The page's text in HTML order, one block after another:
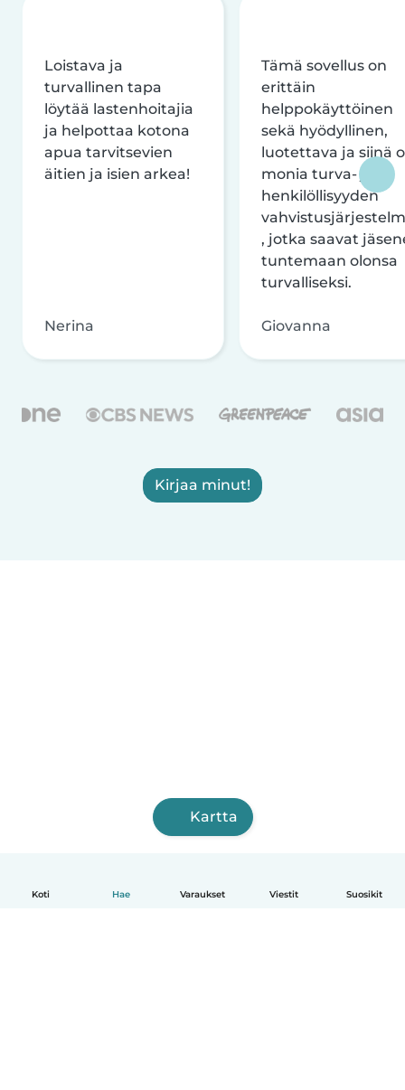
Koti Hae Varaukset Viestit Suosikit
Loistava ja
turvallinen tapa
löytää lastenhoitajia
ja helpottaa kotona
apua tarvitsevien
äitien ja isien arkea!
Nerina
Tämä sovellus on
erittäin
helppokäyttöinen
sekä hyödyllinen,
luotettava ja siinä
monia turva- ja
henkilöllisyyden
, jotka saavat
tuntemaan olonsa
turvalliseksi.
Giovanna
Kirjaa minut!
Kartta